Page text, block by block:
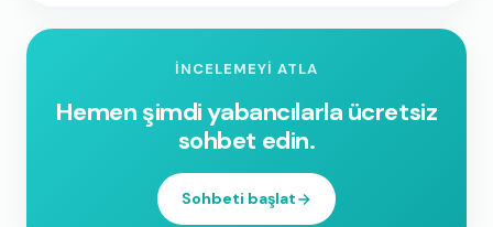
İNCELEMEYI ATLA
Hemen şimdi yabancılarla ücretsiz
sohbet edin.
Sohbeti başlat